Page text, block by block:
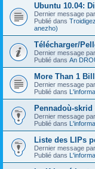
Ubuntu 10.04:
Dernier message par
Publié dans
anezho)
Télécharger/
Dernier message par
Publié dans An
More Than 1
Dernier message par
Publié dans
Pennadoù-skrid
Dernier message par
Publié dans
Liste des LIPs
Dernier message par
Publié dans